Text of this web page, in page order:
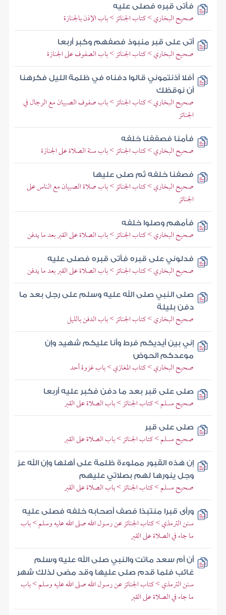
فأتى قبره فصلى عليه
صحيح البخاري > كتاب الجنائز > باب الإذن بالجنازة
أتى على قبر منبوذ فصفهم وكبر أربعا
صحيح البخاري > كتاب الجنائز > باب الصفوف على الجنازة
أفلا آذنتموني قالوا دفناه في ظلمة الليل فكرهنا
أن نوقظك
صحيح البخاري > كتاب الجنائز > باب صفوف الصبيان مع الرجال في
الجنائز
فأمنا فصففنا خلفه
صحيح البخاري > كتاب الجنائز > باب سنة الصلاة على الجنازة
فصفنا خلفه ثم صلى عليها
صحيح البخاري > كتاب الجنائز > باب صلاة الصبيان مع الناس على
الجنائز
فأمهم وصلوا خلفه
صحيح البخاري > كتاب الجنائز > باب الصلاة على القبر بعد ما يدفن
فدلوني على قبره فأتى قبره فصلى عليه
صحيح البخاري > كتاب الجنائز > باب الصلاة على القبر بعد ما يدفن
صلى النبي صلى الله عليه وسلم على رجل بعد ما
دفن بليلة
صحيح البخاري > كتاب الجنائز > باب الدفن بالليل
إني بين أيديكم فرط وأنا عليكم شهيد وإن
موعدكم الحوض
صحيح البخاري > كتاب المغازي > باب غزوة أحد
صلى على قبر بعد ما دفن فكبر عليه أربعا
صحيح مسلم > كتاب الجنائز > باب الصلاة على القبر
صلى على قبر
صحيح مسلم > كتاب الجنائز > باب الصلاة على القبر
إن هذه القبور مملوءة ظلمة على أهلها وإن الله عز
وجل ينورها لهم بصلاتي عليهم
صحيح مسلم > كتاب الجنائز > باب الصلاة على القبر
ورأى قبرا منتبذا فصف أصحابه خلفه فصلى عليه
سنن الترمذي > كتاب الجنائز عن رسول الله صلى الله عليه وسلم > باب
ما جاء في الصلاة على القبر
أن أم سعد ماتت والنبي صلى الله عليه وسلم
غائب فلما قدم صلى عليها وقد مضى لذلك شهر
سنن الترمذي > كتاب الجنائز عن رسول الله صلى الله عليه وسلم > باب
ما جاء في الصلاة على القبر